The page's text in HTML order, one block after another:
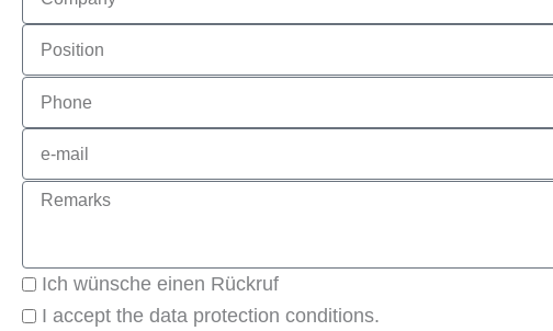
Position
Phone
mail
Remarks
I
would
Ich wünsche einen Rückruf
Datenschutz
I accept the data protection conditions.